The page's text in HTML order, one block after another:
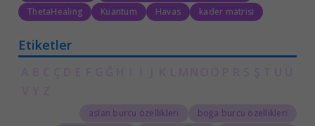
ThetaHealing
Kuantum Havas kader matrisi
Etiketler
boğa burcu özellikleri
aslan burcu özellikleri